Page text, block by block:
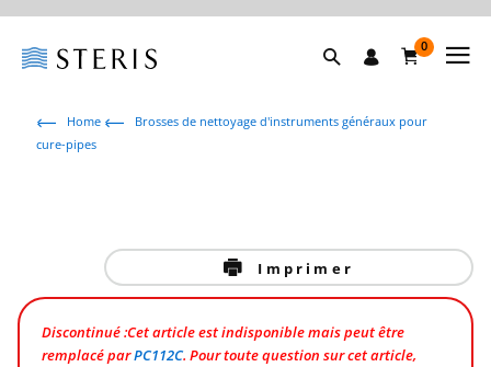
0
Home
Brosses de nettoyage d'instruments généraux pour
cure-pipes
Imprimer
Discontinué :Cet article est indisponible mais peut être
remplacé parPC112C. Pour toute question sur cet article,